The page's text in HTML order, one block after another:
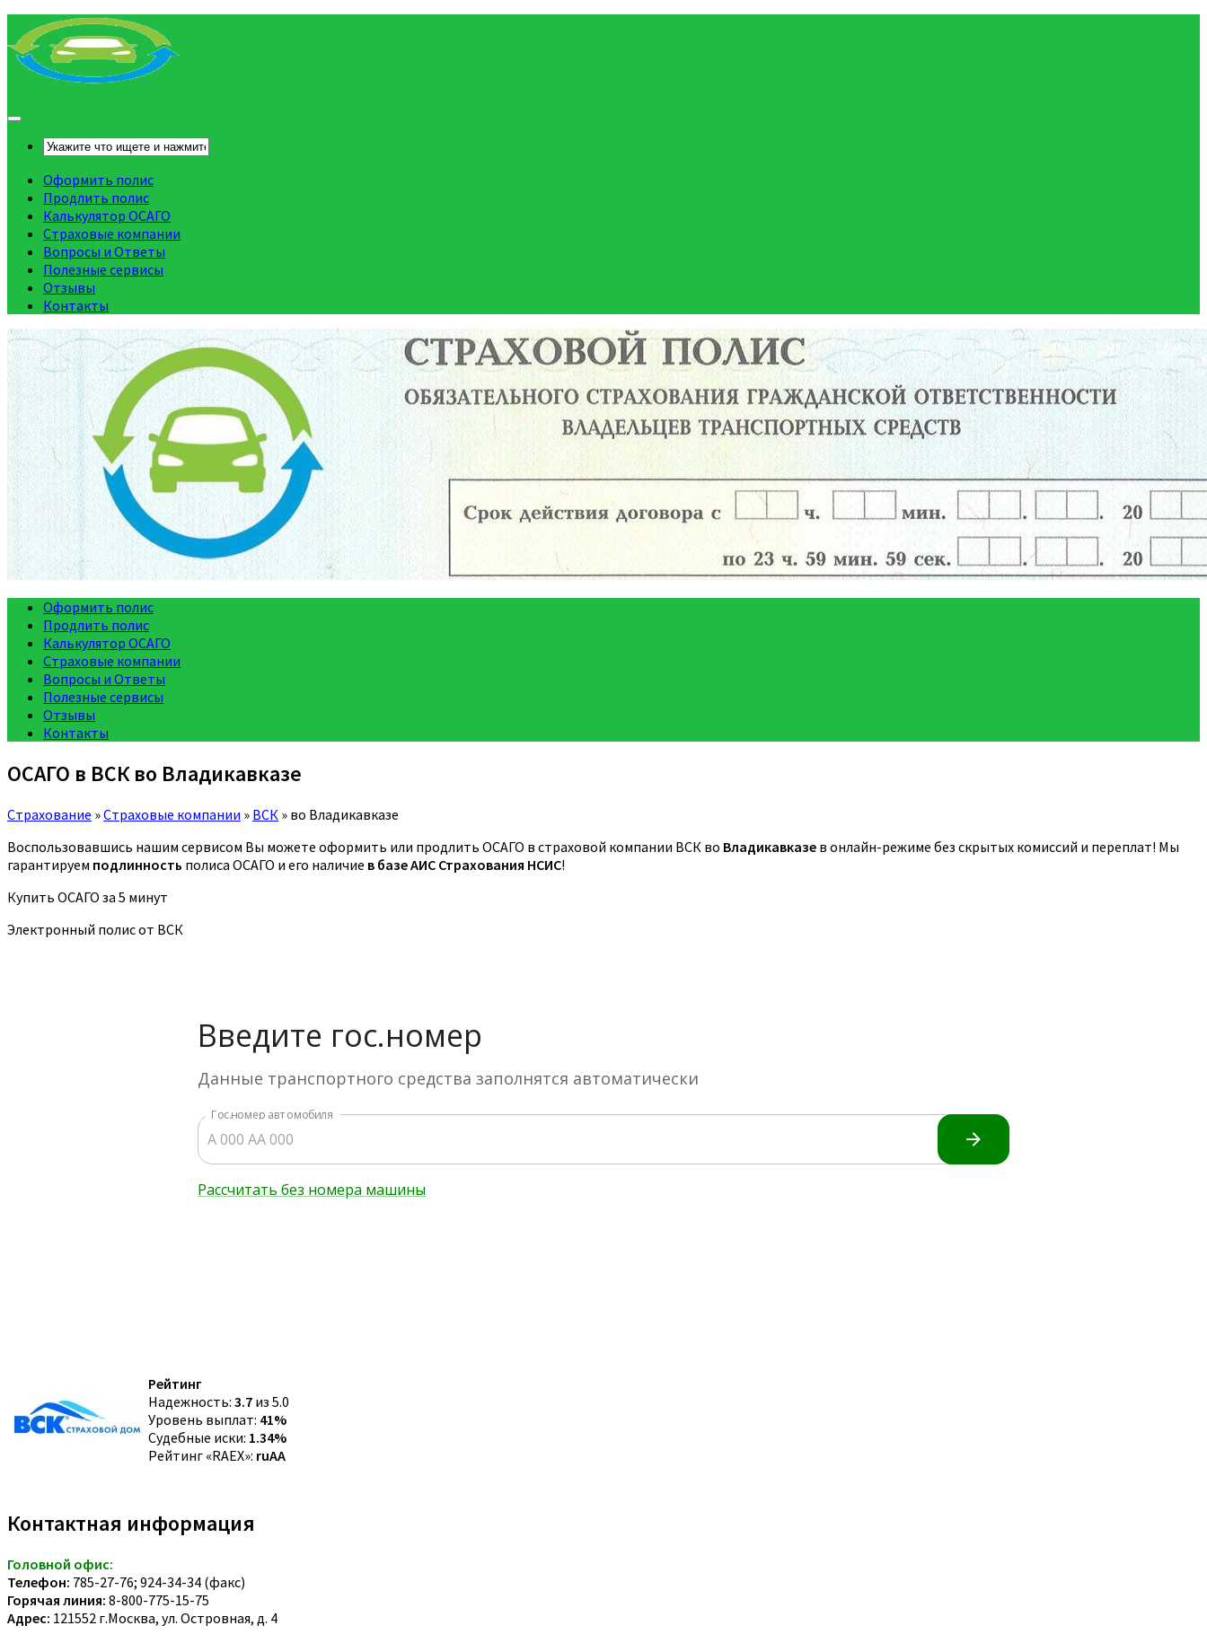
Оформить полис
Продлить полис
Калькулятор ОСАГО
Страховые компании
Вопросы и Ответы
Полезные сервисы
Отзывы
Контакты
Оформить полис
Продлить полис
Калькулятор ОСАГО
Страховые компании
Вопросы и Ответы
Полезные сервисы
Отзывы
Контакты
ОСАГО в ВСК во Владикавказе
Страхование »Страховые компании » ВСК » во Владикавказе
Воспользовавшись нашим сервисом Вы можете оформить или продлить ОСАГО в страховой компании ВСК во Владикавказе в онлайн-режиме без скрытых комиссий и переплат! Мы
гарантируем подлинность полиса ОСАГО и его наличие в базе АИС Страхования НСИС!
Купить ОСАГО за 5 минут
Электронный полис от ВСК
Рейтинг
Надежность: 3.7 из 5.0
Уровень выплат: 41%
Судебные иски: 1.34%
Рейтинг «RAEX»: ruAA
Контактная информация
Головной офис:
Телефон: 785-27-76; 924-34-34 (факс)
Горячая линия: 8-800-775-15-75
Адрес: 121552 г.Москва, ул. Островная, д. 4